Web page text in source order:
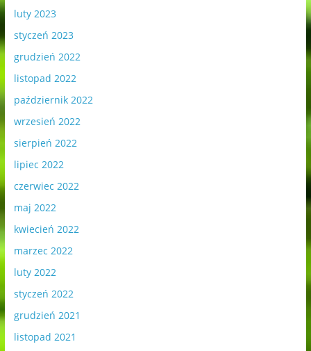
luty 2023
styczeń 2023
grudzień 2022
listopad 2022
październik 2022
wrzesień 2022
sierpień 2022
lipiec 2022
czerwiec 2022
maj 2022
kwiecień 2022
marzec 2022
luty 2022
styczeń 2022
grudzień 2021
listopad 2021